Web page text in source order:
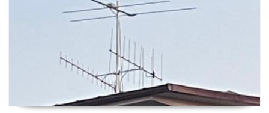
Yagi Anten Yönü Nasıl Belirlenir